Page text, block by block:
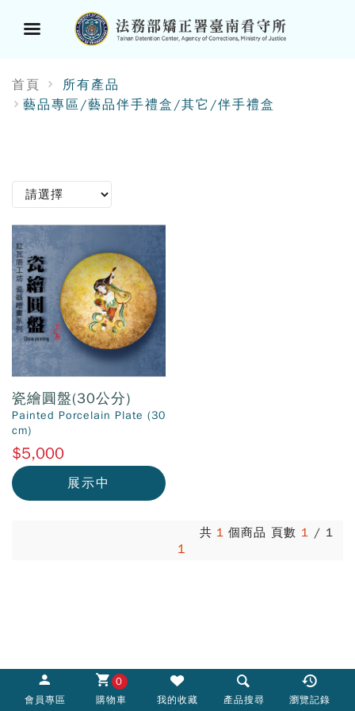
單
首頁
所有產品
藝品專區/藝品伴手禮盒/其它/伴手禮盒
瓷繪圓盤(30公分)
Painted Porcelain Plate (30
cm)
$5,000
展示中
1
共 1 個商品 頁數 1 / 1
會員專區
0
購物車 我的收藏 產品搜尋 瀏覽記錄